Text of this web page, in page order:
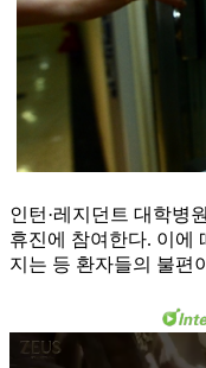
인턴·레지던트 대학병
휴진에 참여한다. 이에
지는 등 환자들의 불편